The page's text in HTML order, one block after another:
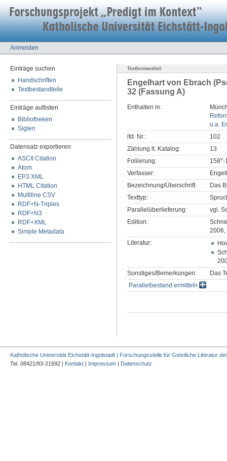
Anmelden
Einträge suchen
Handschriften
Textbestandteile
Einträge auflisten
Bibliotheken
Siglen
Datensatz exportieren
ASCII Citation
Atom
EP3 XML
HTML Citation
Multiline CSV
RDF+N-Triples
RDF+N3
RDF+XML
Simple Metadata
Textbestandteil
Engelhart von Ebrach
32 (Fassung A)
Enthalten in:
u.a.
lfd. Nr.:
102
Zählung lt. Katalog:
13
Foliierung:
158v-
Verfasser:
Bezeichnung/Überschrift:
Das
Texttyp:
Parallelüberlieferung:
vgl.
Edition:
2006,
Literatur:
Sonstiges/Bemerkungen:
Das
Parallelbestand ermitteln
Katholische Universität Eichstätt-Ingolstadt | Forschungsstelle für Geistliche Literatur
Tel. 08421/93-21692 | Kontakt | Impressum | Datenschutz